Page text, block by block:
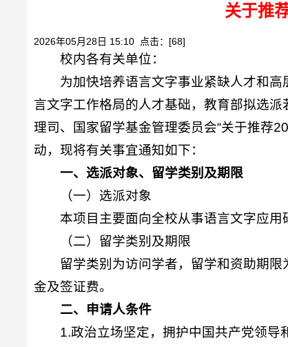
关于推
2026年05月28日 15:10 点击：[68]
校内各有关单位：
为加快培养语言文字事业紧缺人才和
言文字工作格局的人才基础，教育部拟选
理司、国家留学基金管理委员会“关于推荐
动，现将有关事宜通知如下：
一、选派对象、留学类别及期限
（一）选派对象
本项目主要面向全校从事语言文字应用
（二）留学类别及期限
留学类别为访问学者，留学和资助期
金及签证费。
二、申请人条件
1.政治立场坚定，拥护中国共产党领